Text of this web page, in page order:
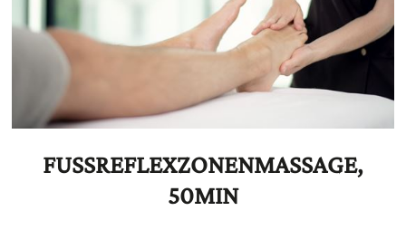
FUSSREFLEXZONENMASSAGE,
50MIN